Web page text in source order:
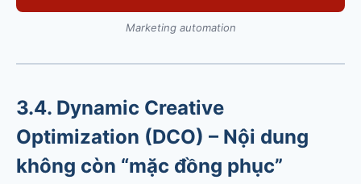
Marketing automation
3.4. Dynamic Creative
Optimization (DCO) – Nội dung
không còn “mặc đồng phục”